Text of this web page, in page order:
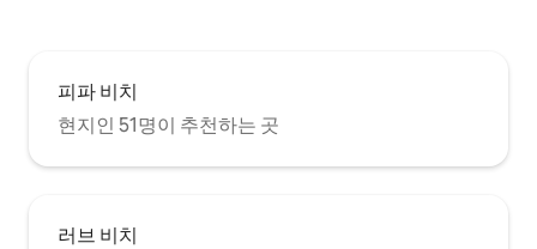
피파 비치
현지인 51명이 추천하는 곳
러브 비치